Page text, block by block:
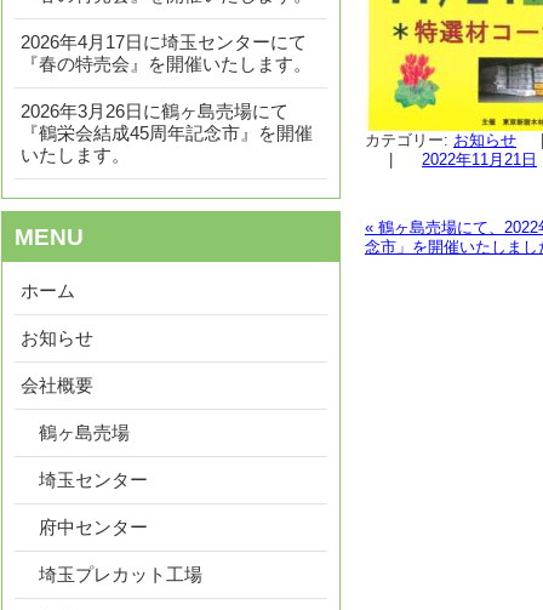
カテゴリー: お知らせ
2022年11月21日
投稿ナビゲーシ
« 鶴ヶ島売場にて、
念市」を開催いたしまし
2026年4月17日に埼玉センターにて
『春の特売会』を開催いたします。
2026年3月26日に鶴ヶ島売場にて
『鶴栄会結成45周年記念市』を開催
いたします。
MENU
ホーム
お知らせ
会社概要
鶴ヶ島売場
埼玉センター
府中センター
埼玉プレカット工場